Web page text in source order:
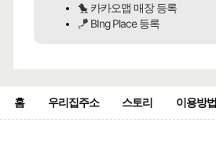
🐤 카카오맵 매장 등록
🪁 BIng Place 등록
홈 우리집주소 스토리 이용방법